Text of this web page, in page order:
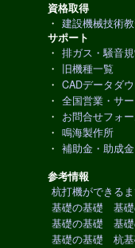
資格取得
・ 建設機械技術
サポート
・ 排ガス・騒音
・
旧機種一覧
・ CADデータダ
・ 全国営業・サ
・
お問合せフォ
・ 鳴海製作所
・ 補助金・助成
参考情報
杭打機ができる
基礎の基礎 基礎
基礎の基礎 基礎
基礎の基礎 杭基